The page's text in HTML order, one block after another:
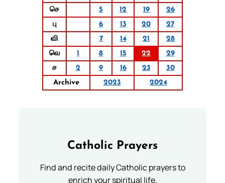
செ
5 12 19
26
பு
6 13 20
27
வி
7 14 21
28
வெ
1 8 15 22
29
ச
2 9 16 23
30
Archive
2023 2024
Catholic Prayers
Find and recite daily Catholic prayers to
enrich your spiritual life.